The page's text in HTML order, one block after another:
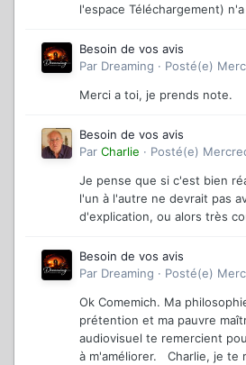
l'espace Téléchargement)
Besoin de vos avis
Par Dreaming · Posté(e)
Merci a toi, je prends note.
Besoin de vos avis
Par Charlie · Posté(e)
Je pense que si c'est bien
l'un à l'autre ne devrait pas
d'explication, ou alors très
Besoin de vos avis
Par Dreaming · Posté(e)
Ok Comemich. Ma
prétention et ma pauvre
audiovisuel te remercient
à m'améliorer. Charlie, je te